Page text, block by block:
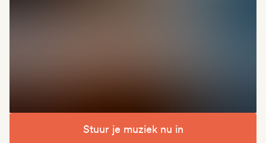
Stuur je muziek nu in